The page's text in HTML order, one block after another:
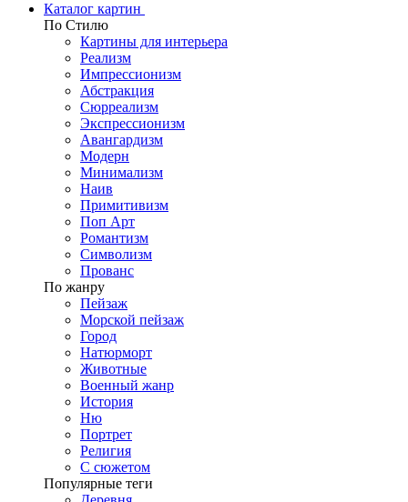
Каталог картин
По Стилю
Картины для интерьера
Реализм
Импрессионизм
Абстракция
Сюрреализм
Экспрессионизм
Авангардизм
Модерн
Минимализм
Наив
Примитивизм
Поп Арт
Романтизм
Символизм
Прованс
По жанру
Пейзаж
Морской пейзаж
Город
Натюрморт
Животные
Военный жанр
История
Ню
Портрет
Религия
С сюжетом
Популярные теги